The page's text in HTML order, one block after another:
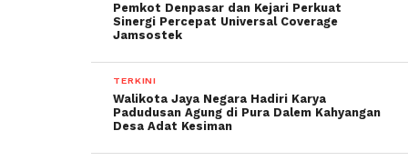
Pemkot Denpasar dan Kejari Perkuat
Sinergi Percepat Universal Coverage
Jamsostek
TERKINI
Walikota Jaya Negara Hadiri Karya
Padudusan Agung di Pura Dalem Kahyangan
Desa Adat Kesiman